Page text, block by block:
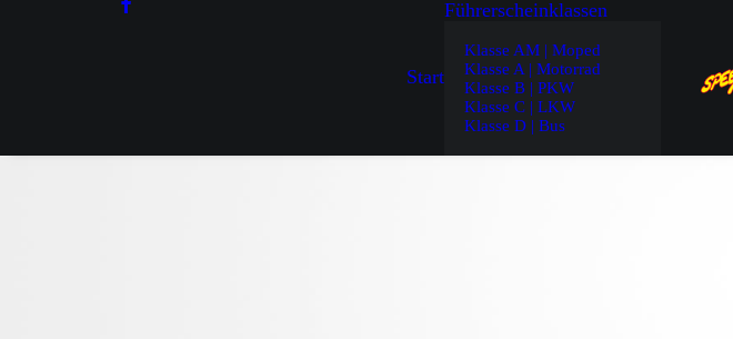
Start
Führerscheinklassen
Klasse AM | Moped
Klasse A | Motorrad
Klasse B | PKW
Klasse C | LKW
Klasse D | Bus